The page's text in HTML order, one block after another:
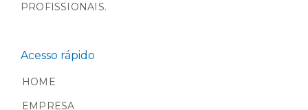
PROFISSIONAIS.
Acesso rápido
HOME
EMPRESA